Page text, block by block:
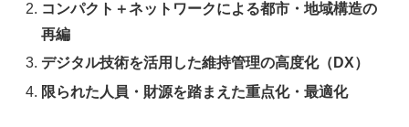
コンパクト＋ネットワークによる都市・地域構造の
再編
デジタル技術を活用した維持管理の高度化（DX）
限られた人員・財源を踏まえた重点化・最適化